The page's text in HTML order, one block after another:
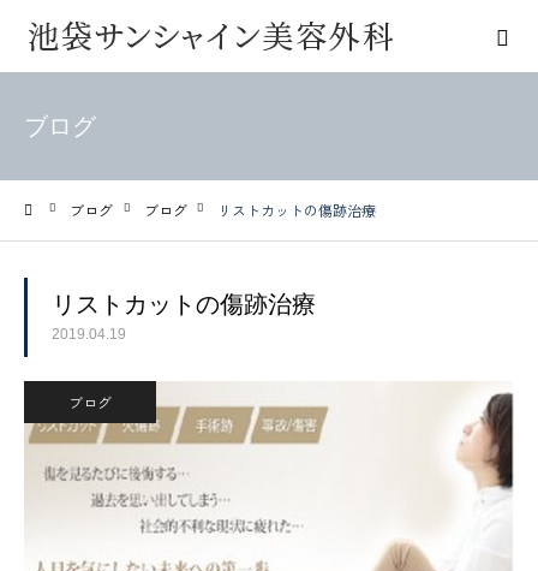
ブログ
ブログ ブログ リストカットの傷跡治療
リストカットの傷跡治療
2019.04.19
ブログ